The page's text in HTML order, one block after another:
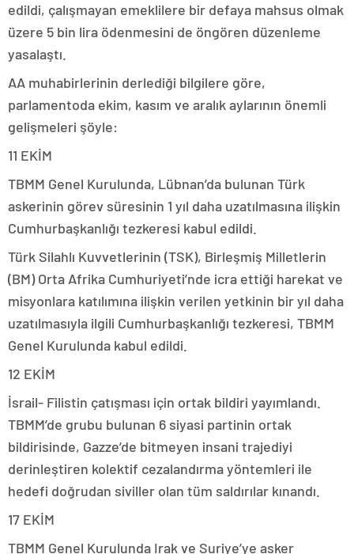
edildi, çalışmayan emeklilere bir defaya mahsus olmak
üzere 5 bin lira ödenmesini de öngören düzenleme
yasalaştı.
AA muhabirlerinin derlediği bilgilere göre,
parlamentoda ekim, kasım ve aralık aylarının önemli
gelişmeleri şöyle:
11 EKİM
TBMM Genel Kurulunda, Lübnan’da bulunan Türk
askerinin görev süresinin 1 yıl daha uzatılmasına ilişkin
Cumhurbaşkanlığı tezkeresi kabul edildi.
Türk Silahlı Kuvvetlerinin (TSK), Birleşmiş Milletlerin
(BM) Orta Afrika Cumhuriyeti’nde icra ettiği harekat ve
misyonlara katılımına ilişkin verilen yetkinin bir yıl daha
uzatılmasıyla ilgili Cumhurbaşkanlığı tezkeresi, TBMM
Genel Kurulunda kabul edildi.
12 EKİM
İsrail- Filistin çatışması için ortak bildiri yayımlandı.
TBMM’de grubu bulunan 6 siyasi partinin ortak
bildirisinde, Gazze’de bitmeyen insani trajediyi
derinleştiren kolektif cezalandırma yöntemleri ile
hedefi doğrudan siviller olan tüm saldırılar kınandı.
17 EKİM
TBMM Genel Kurulunda Irak ve Suriye’ye asker